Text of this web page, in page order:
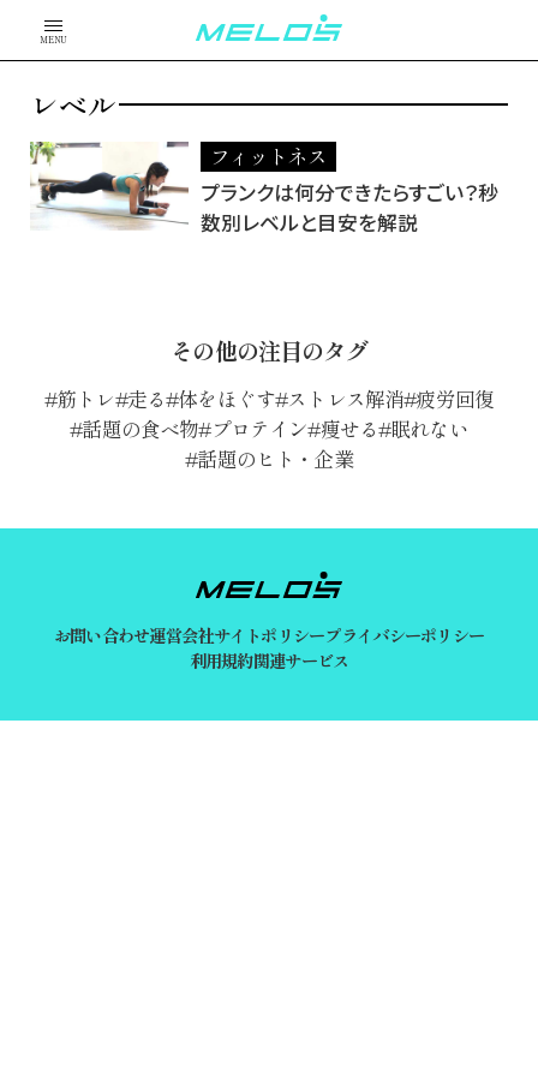
MENU
レベル
フィットネス
プランクは何分できたらすごい？秒
数別レベルと目安を解説
その他の注目のタグ
筋トレ 走る 体をほぐす ストレス解消 疲労回復
話題の食べ物 プロテイン 痩せる 眠れない
話題のヒト・企業
お問い合わせ運営会社サイトポリシープライバシーポリシー
利用規約関連サービス